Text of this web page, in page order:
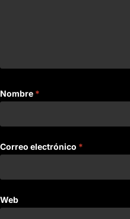
Nombre *
Correo electrónico *
Web